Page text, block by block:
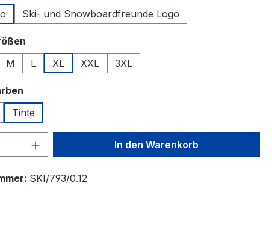
Ski- und Snowboardfreunde Logo
M L XL XXL 3XL
Tinte
Anzahl: Gib den gewünschten Wert
In den Warenkorb
SKI/793/0.12